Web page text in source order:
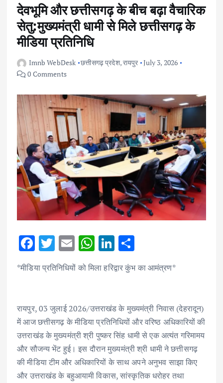
देवभूमि और छत्तीसगढ़ के बीच बढ़ा वैचारिक
सेतु:मुख्यमंत्री धामी से मिले छत्तीसगढ़ के
मीडिया प्रतिनिधि
Imnb WebDesk छत्तीसगढ़ प्रदेश,रायपुर July 3, 2026
0 Comments
F
ac
e
o
o
k
T
w
it
r
E
m
ai
W
at
A
p
p
Li
k
dI
n
ar
*मीडिया प्रतिनिधियों को मिला हरिद्वार कुंभ का आमंत्रण*
रायपुर, 03 जुलाई 2026/उत्तराखंड के मुख्यमंत्री निवास (देहरादून)
में आज छत्तीसगढ़ के मीडिया प्रतिनिधियों और वरिष्ठ अधिकारियों की
उत्तराखंड के मुख्यमंत्री श्री पुष्कर सिंह धामी से एक अत्यंत गरिमामय
और सौजन्य भेंट हुई। इस दौरान मुख्यमंत्री श्री धामी ने छत्तीसगढ़
की मीडिया टीम और अधिकारियों के साथ अपने अनुभव साझा किए
और उत्तराखंड के बहुआयामी विकास, सांस्कृतिक धरोहर तथा